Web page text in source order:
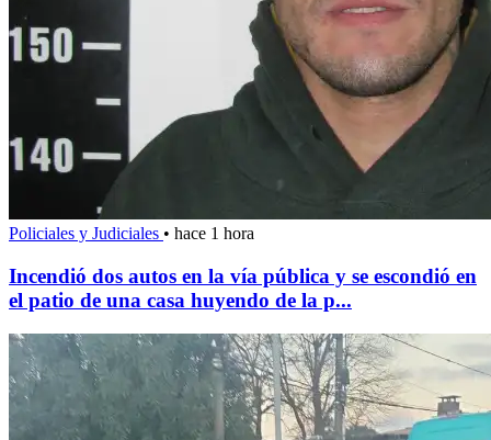
Policiales y Judiciales • hace 1 hora
Incendió dos autos en la vía pública y se escondió en
el patio de una casa huyendo de la p...